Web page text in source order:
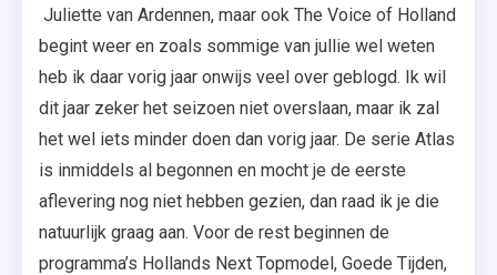
Juliette van Ardennen, maar ook The Voice of Holland
begint weer en zoals sommige van jullie wel weten
heb ik daar vorig jaar onwijs veel over geblogd. Ik wil
dit jaar zeker het seizoen niet overslaan, maar ik zal
het wel iets minder doen dan vorig jaar. De serie Atlas
is inmiddels al begonnen en mocht je de eerste
aflevering nog niet hebben gezien, dan raad ik je die
natuurlijk graag aan. Voor de rest beginnen de
programma’s Hollands Next Topmodel, Goede Tijden,